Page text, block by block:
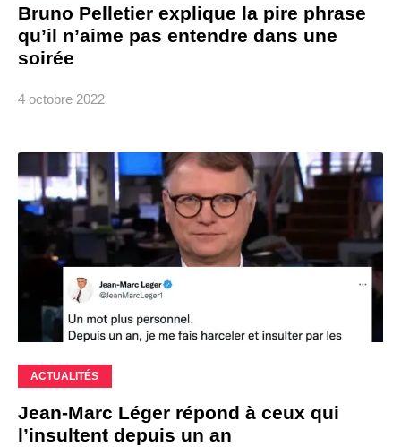
Bruno Pelletier explique la pire phrase
qu’il n’aime pas entendre dans une
soirée
4 octobre 2022
ACTUALITÉS
Jean-Marc Léger répond à ceux qui
l’insultent depuis un an